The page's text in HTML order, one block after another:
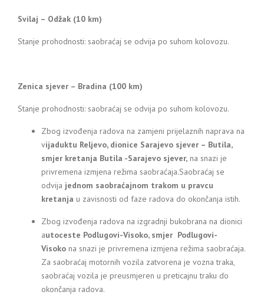
Svilaj – Odžak (10 km)
Stanje prohodnosti: saobraćaj se odvija po suhom kolovozu.
Zenica sjever – Bradina (100 km)
Stanje prohodnosti: saobraćaj se odvija po suhom kolovozu.
Zbog izvođenja radova na zamjeni prijelaznih naprava na
vijaduktu Reljevo, dionice Sarajevo sjever – Butila,
smjer kretanja Butila -Sarajevo sjever, na snazi je
privremena izmjena režima saobraćaja.Saobraćaj se
odvija jednom saobraćajnom trakom u pravcu
kretanja u zavisnosti od faze radova do okončanja istih.
Zbog izvođenja radova na izgradnji bukobrana na dionici
autoceste Podlugovi-Visoko, smjer Podlugovi-
Visoko na snazi je privremena izmjena režima saobraćaja.
Za saobraćaj motornih vozila zatvorena je vozna traka,
saobraćaj vozila je preusmjeren u preticajnu traku do
okončanja radova.